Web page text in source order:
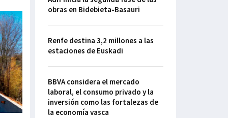
obras en Bidebieta-Basauri
Renfe destina 3,2 millones a las
estaciones de Euskadi
BBVA considera el mercado
laboral, el consumo privado y la
inversión como las fortalezas de
la economía vasca